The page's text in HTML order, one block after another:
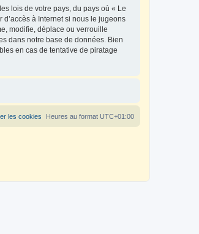
lois de votre pays, du pays où « Le
à Internet si nous le jugeons
modifie, déplace ou verrouille
dans notre base de données. Bien
en cas de tentative de piratage
Heures au format UTC+01:00
les cookies